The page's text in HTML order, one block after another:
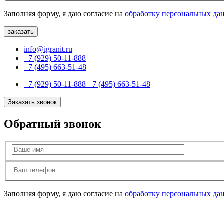
Заполняя форму, я даю согласие на обработку персональных
info@igranit.ru
+7 (929) 50-11-888
+7 (495) 663-51-48
+7 (929) 50-11-888 +7 (495) 663-51-48
Заказать звонок
Обратный звонок
Заполняя форму, я даю согласие на обработку персональных